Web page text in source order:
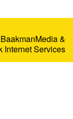
BaakmanMedia&
Internet Services